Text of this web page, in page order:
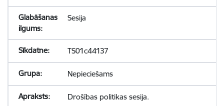
Sesija
TS01c44137
Nepieciešams
Drošības politikas sesija.